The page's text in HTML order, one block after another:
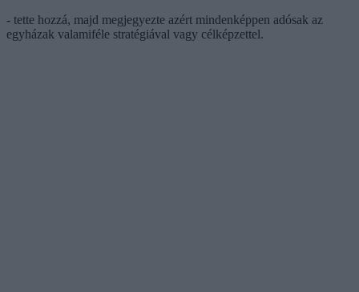
- tette hozzá, majd megjegyezte azért mindenképpen adósak az
egyházak valamiféle stratégiával vagy célképzettel.